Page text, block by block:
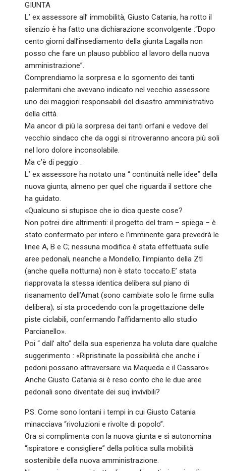
GIUNTA
L’ ex assessore all’ immobilità, Giusto Catania, ha rotto il
silenzio è ha fatto una dichiarazione sconvolgente :“Dopo
cento giorni dall’insediamento della giunta Lagalla non
posso che fare un plauso pubblico al lavoro della nuova
amministrazione”.
Comprendiamo la sorpresa e lo sgomento dei tanti
palermitani che avevano indicato nel vecchio assessore
uno dei maggiori responsabili del disastro amministrativo
della città.
Ma ancor di più la sorpresa dei tanti orfani e vedove del
vecchio sindaco che da oggi si ritroveranno ancora più soli
nel loro dolore inconsolabile.
Ma c’è di peggio .
L’ ex assessore ha notato una “ continuità nelle idee” della
nuova giunta, almeno per quel che riguarda il settore che
ha guidato.
«Qualcuno si stupisce che io dica queste cose?
Non potrei dire altrimenti: il progetto del tram – spiega – è
stato confermato per intero e l’imminente gara prevedrà le
linee A, B e C; nessuna modifica è stata effettuata sulle
aree pedonali, neanche a Mondello; l’impianto della Ztl
(anche quella notturna) non è stato toccato.E’ stata
riapprovata la stessa identica delibera sul piano di
risanamento dell’Amat (sono cambiate solo le firme sulla
delibera); si sta procedendo con la progettazione delle
piste ciclabili, confermando l’affidamento allo studio
Parcianello».
Poi “ dall’ alto” della sua esperienza ha voluta dare qualche
suggerimento : «Ripristinate la possibilità che anche i
pedoni possano attraversare via Maqueda e il Cassaro».
Anche Giusto Catania si è reso conto che le due aree
pedonali sono diventate dei suq invivibili?
P.S. Come sono lontani i tempi in cui Giusto Catania
minacciava “rivoluzioni e rivolte di popolo”.
Ora si complimenta con la nuova giunta e si autonomina
“ispiratore e consigliere” della politica sulla mobilità
sostenibile della nuova amministrazione.